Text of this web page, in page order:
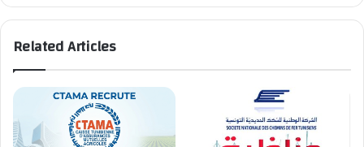
Related Articles